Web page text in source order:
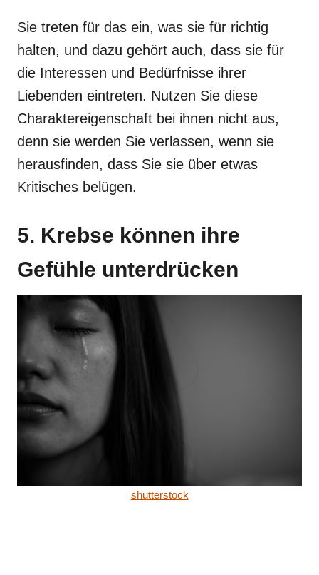
Sie treten für das ein, was sie für richtig
halten, und dazu gehört auch, dass sie für
die Interessen und Bedürfnisse ihrer
Liebenden eintreten. Nutzen Sie diese
Charaktereigenschaft bei ihnen nicht aus,
denn sie werden Sie verlassen, wenn sie
herausfinden, dass Sie sie über etwas
Kritisches belügen.
5. Krebse können ihre
Gefühle unterdrücken
shutterstock